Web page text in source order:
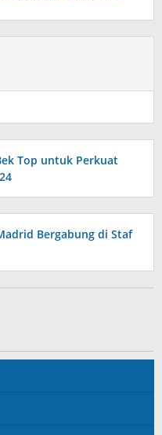
Top untuk Perkuat
Bergabung di Staf